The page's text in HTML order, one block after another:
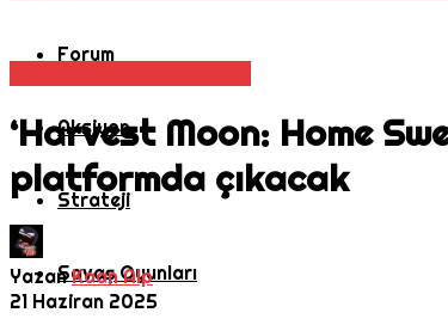
Forum
Aksiyon
Strateji
Savaş Oyunları
‘Harvest Moon: Home
platformda çıkacak
YazanKaan Alp
21 Haziran 2025